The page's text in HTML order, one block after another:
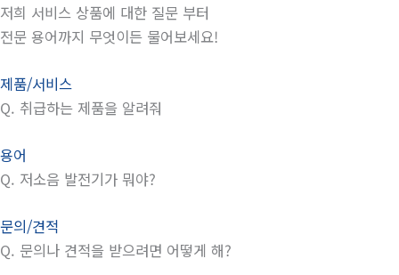
저희 서비스 상품에 대한 질문 부터
전문 용어까지 무엇이든 물어보세요!
제품/서비스
Q. 취급하는 제품을 알려줘
용어
Q. 저소음 발전기가 뭐야?
문의/견적
Q. 문의나 견적을 받으려면 어떻게 해?